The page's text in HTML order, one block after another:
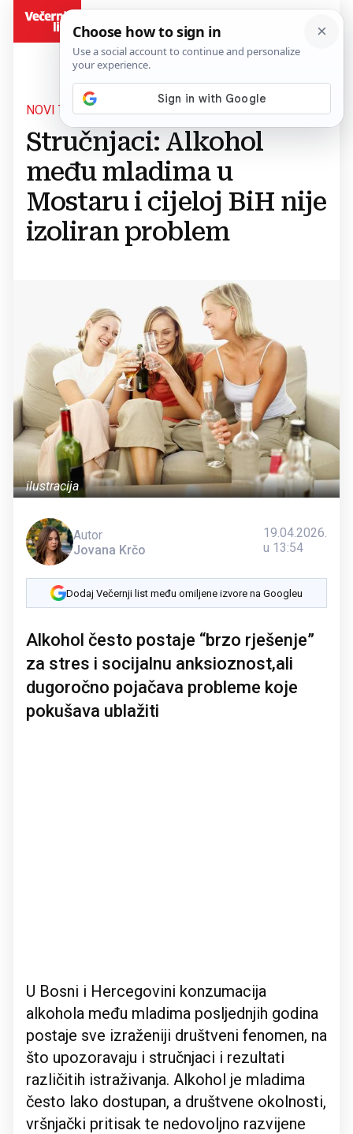
NOVI TREND
Stručnjaci: Alkohol
među mladima u
Mostaru i cijeloj BiH nije
izoliran problem
ilustracija
Autor
Jovana Krčo
19.04.2026.
u 13:54
Dodaj Večernji list među omiljene izvore na Googleu
Alkohol često postaje “brzo rješenje”
za stres i socijalnu anksioznost,ali
dugoročno pojačava probleme koje
pokušava ublažiti
U Bosni i Hercegovini konzumacija
alkohola među mladima posljednjih godina
postaje sve izraženiji društveni fenomen, na
što upozoravaju i stručnjaci i rezultati
različitih istraživanja. Alkohol je mladima
često lako dostupan, a društvene okolnosti,
vršnjački pritisak te nedovoljno razvijene